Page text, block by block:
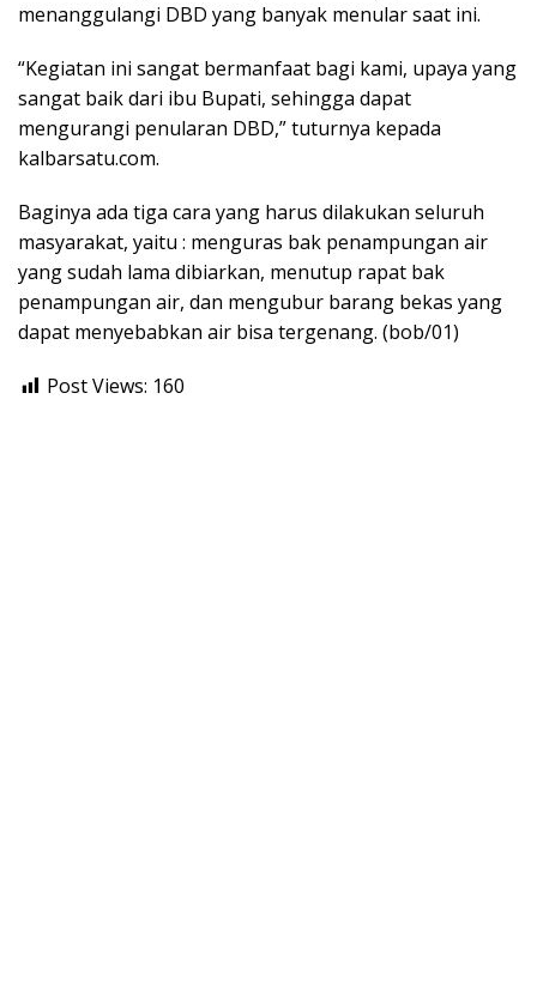
menanggulangi DBD yang banyak menular saat ini.
“Kegiatan ini sangat bermanfaat bagi kami, upaya yang
sangat baik dari ibu Bupati, sehingga dapat
mengurangi penularan DBD,” tuturnya kepada
kalbarsatu.com.
Baginya ada tiga cara yang harus dilakukan seluruh
masyarakat, yaitu : menguras bak penampungan air
yang sudah lama dibiarkan, menutup rapat bak
penampungan air, dan mengubur barang bekas yang
dapat menyebabkan air bisa tergenang. (bob/01)
Post Views: 160